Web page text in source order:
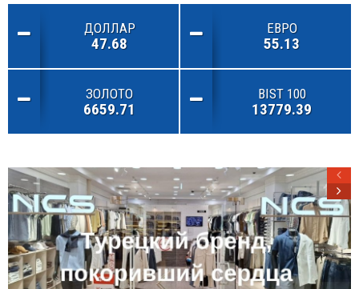
ДОЛЛАР
47.68
ЕВРО
55.13
ЗОЛОТО
6659.71
BIST 100
13779.39